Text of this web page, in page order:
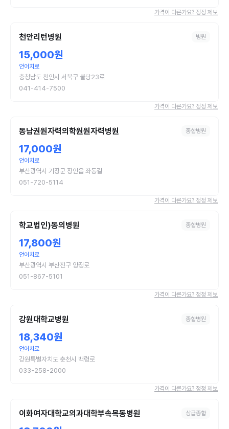
가격이 다른가요? 정정 제보
천안리턴병원 병원
15,000원
언어치료
충청남도 천안시 서북구 불당23로
041-414-7500
가격이 다른가요? 정정 제보
동남권원자력의학원원자력병원 종합병원
17,000원
언어치료
부산광역시 기장군 장안읍 좌동길
051-720-5114
가격이 다른가요? 정정 제보
학교법인)동의병원 종합병원
17,800원
언어치료
부산광역시 부산진구 양정로
051-867-5101
가격이 다른가요? 정정 제보
강원대학교병원 종합병원
18,340원
언어치료
강원특별자치도 춘천시 백령로
033-258-2000
가격이 다른가요? 정정 제보
이화여자대학교의과대학부속목동병원 상급종합